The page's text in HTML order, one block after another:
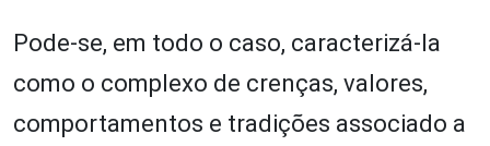
Pode-se, em todo o caso, caracterizá-la
como o complexo de crenças, valores,
comportamentos e tradições associado a